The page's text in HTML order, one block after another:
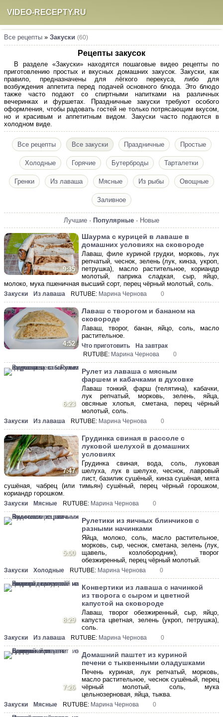
VIDEO-RECEPTY.RU
Все рецепты » Закуски (60)
Рецепты закусок
В разделе «Закуски» находятся пошаговые видео рецепты по
приготовлению простых и вкусных домашних закусок. Закуски, как
правило, предназначены для лёгкого перекуса, либо для
возбуждения аппетита перед подачей основного блюда. Это блюдо
также часто подают со спиртными напитками на различных
вечеринках и фуршетах. Праздничные закуски требуют особого
оформления, чтобы радовать гостей не только потрясающим вкусом,
но и красивым и аппетитным видом. Закуски часто подаются в
холодном виде.
Все рецепты Все закуски Праздничные Простые
Холодные Горячие Бутерброды Тарталетки
Гренки Из лаваша Мясные Из рыбы Овощные
Заливное
Лучшие · Популярные · Новые
9:35
Шаурма с курицей в лаваше в
домашних условиях на сковороде
Лаваш, филе куриной грудки, морковь, лук
репчатый, чеснок, зелень (лук, кинза, укроп,
петрушка), масло растительное, кориандр
молотый, паприка сладкая, сыр, яйцо,
молоко, мука пшеничная высший сорт, перец чёрный молотый, соль.
Закуски Из лаваша RUTUBE: Марина Чернова 0
4:52
Лаваш с творогом и бананом на
сковороде
Лаваш, творог, банан, яйцо, соль, масло
растительное.
Что приготовить
На завтрак
RUTUBE: Марина Чернова 0
6:23
Рулет из лаваша с мясным
фаршем и кабачками в духовке
Лаваш тонкий, фарш (телятина), кабачки,
лук репчатый, морковь, зелень, яйца,
овсяные хлопья, сметана, перец чёрный
молотый, соль.
Закуски Из лаваша RUTUBE: Марина Чернова 0
7:47
Грудинка свиная в рассоле с
луковой шелухой в домашних
условиях
Грудинка свиная, вода, соль, луковая
шелуха, лук в шелухе, чеснок, лавровый
лист, базилик сушёный, кинза сушёная, мята
сушёная, чабрец (или тимьян) сушёный, перец чёрный горошком,
кориандр горошком.
Закуски Мясные RUTUBE: Марина Чернова 0
5:00
Рулетики из яичных блинчиков с
разными начинками
Яйца, молоко, соль, масло растительное,
морковь, сыр, чеснок, сметана, зелень (лук,
щавель, козлобородник), творог
обезжиренный, перец чёрный молотый.
Закуски Холодные RUTUBE: Марина Чернова 0
8:29
Конвертики из лаваша с начинкой
из творога с сыром и цветной
капустой на сковороде
Лаваш, творог обезжиренный, сыр, яйцо,
капуста цветная, зелень (укроп, петрушка),
соль.
Закуски Из лаваша RUTUBE: Марина Чернова 0
7:26
Домашний паштет из куриной
печени с тыквенными оладушками
Печень куриная, лук репчатый, морковь,
масло растительное, чеснок сушёный, перец
чёрный молотый, соль, мука
цельнозерновая, яйца, тыква.
Закуски Мясные RUTUBE: Марина Чернова 0